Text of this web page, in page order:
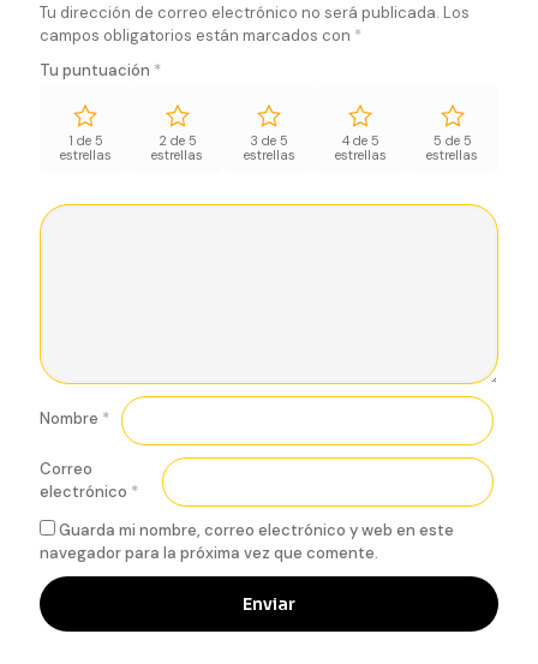
Tu dirección de correo electrónico no será publicada. Los
campos obligatorios están marcados con *
Tu puntuación *
1 de 5
estrellas
2 de 5
estrellas
3 de 5
estrellas
4 de 5
estrellas
5 de 5
estrellas
Nombre *
Correo
electrónico *
Guarda mi nombre, correo electrónico y web en este
navegador para la próxima vez que comente.